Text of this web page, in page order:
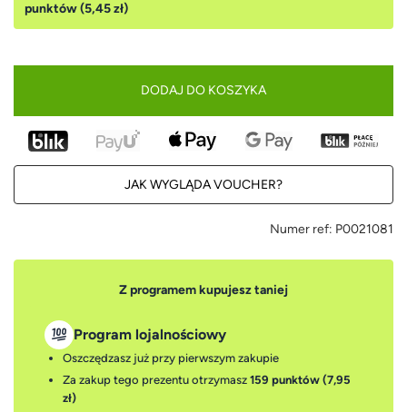
punktów (5,45 zł)
DODAJ DO KOSZYKA
JAK WYGLĄDA VOUCHER?
Numer ref: P0021081
Z programem kupujesz taniej
Program lojalnościowy
Oszczędzasz już przy pierwszym zakupie
Za zakup tego prezentu otrzymasz 159 punktów (7,95
zł)